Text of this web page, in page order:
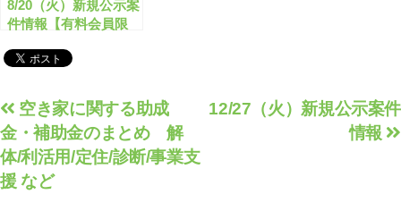
8/20（火）新規公示案
件情報【有料会員限
投
稿
ナ
ビ
12/27（火）新規公示案件
情報
空き家に関する助成
金・補助金のまとめ 解
体/利活用/定住/診断/事業支
援 など